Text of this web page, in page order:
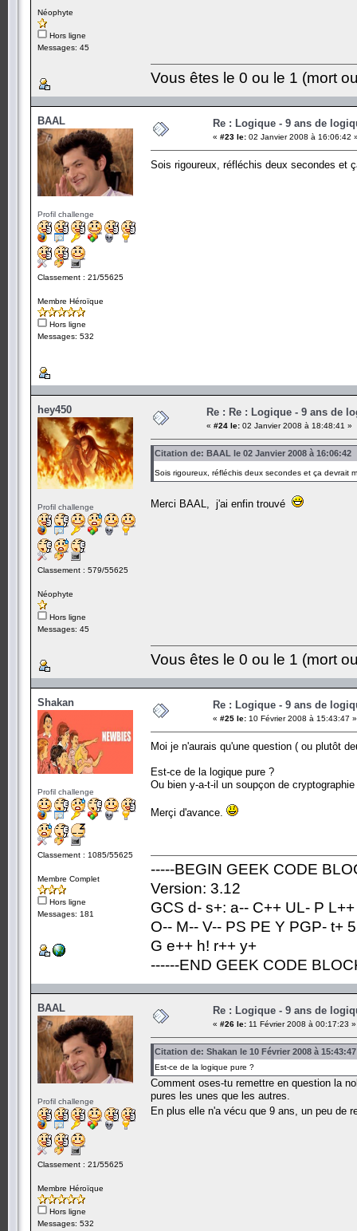
Néophyte
Hors ligne
Messages: 45
Vous êtes le 0 ou le 1 (mort
BAAL
Profil challenge
Classement : 21/55625
Membre Héroïque
Hors ligne
Messages: 532
Re : Logique - 9 ans de
« #23 le: 02 Janvier 2008 à 16:06:42
Sois rigoureux, réfléchis deux secondes et
hey450
Profil challenge
Classement : 579/55625
Néophyte
Hors ligne
Messages: 45
Re : Re : Logique - 9 ans de
« #24 le: 02 Janvier 2008 à 18:48:41 »
Citation de: BAAL le 02 Janvier 2008 à 16:06:42
Sois rigoureux, réfléchis deux secondes et ça devrait
Merci BAAL, j'ai enfin trouvé
Vous êtes le 0 ou le 1 (mort
Shakan
Profil challenge
Classement : 1085/55625
Membre Complet
Hors ligne
Messages: 181
Re : Logique - 9 ans de
« #25 le: 10 Février 2008 à 15:43:47 »
Moi je n'aurais qu'une question ( ou plutôt
Est-ce de la logique pure ?
Ou bien y-a-t-il un soupçon de
Merçi d'avance.
-----BEGIN GEEK CODE
Version: 3.12
GCS d- s+: a-- C++ UL- P
O-- M-- V-- PS PE Y PGP- t+
G e++ h! r++ y+
------END GEEK CODE
BAAL
Profil challenge
Classement : 21/55625
Membre Héroïque
Hors ligne
Messages: 532
Re : Logique - 9 ans de
« #26 le: 11 Février 2008 à 00:17:23 »
Citation de: Shakan le 10 Février 2008 à 15:43:47
Est-ce de la logique pure ?
Comment oses-tu remettre en question la
pures les unes que les autres.
En plus elle n'a vécu que 9 ans, un peu de